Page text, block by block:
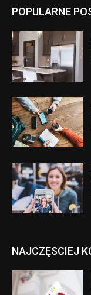
POPULARNE
NAJCZĘSCIEJ